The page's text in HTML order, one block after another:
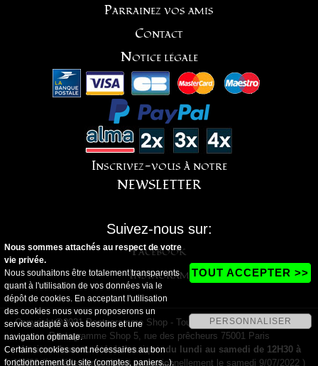
Parrainez vos amis
Contact
Notice légale
Inscrivez-vous à notre
NEWSLETTER
Suivez-nous sur:
Facebook
Instagram
Copyright@2021 Pentagramme Shop - Tous droits réservés - Magasin
Pentagramme Shop 5, rue des prêcheurs 75001 Paris
Horaires d'ouverture de la boutique:du lundi au samedi de 12H30 à
19H30(fermé le dimanche et exceptionnellement le samedi 9/07/2022 )
Nous sommes attachés au respect de votre
vie privée.
Nous souhaitons être totalement transparents
quant à l'utilisation de vos données via le
dépôt de cookies. En acceptant l'utilisation
des cookies nous vous proposerons un
service adapté à vos besoins et une
navigation optimale.
Certains cookies sont nécessaires au bon
fonctionnement du site (comptes, paniers...).
TOUT ACCEPTER >>
PERSONNALISER